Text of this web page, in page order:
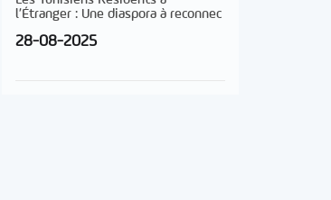
l’Étranger : Une diaspora à reconnec
28-08-2025